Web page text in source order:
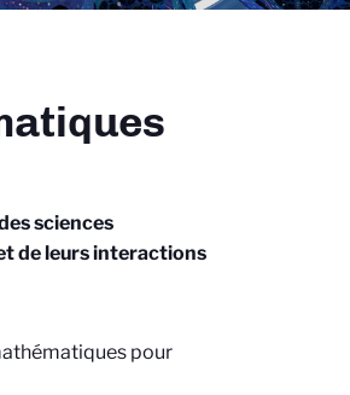
sciences
de leurs interactions
pour